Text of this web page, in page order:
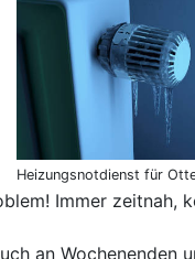
Heizungsnotdienst für
Immer zeitnah,
an Wochenenden